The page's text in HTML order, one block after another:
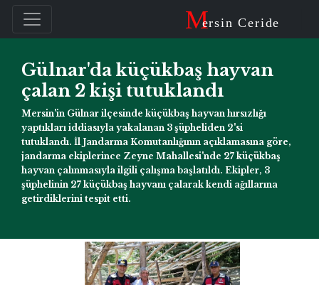
Mersin Ceride
Gülnar'da küçükbaş hayvan
çalan 2 kişi tutuklandı
Mersin'in Gülnar ilçesinde küçükbaş hayvan hırsızlığı
yaptıkları iddiasıyla yakalanan 3 şüpheliden 2'si
tutuklandı. İl Jandarma Komutanlığının açıklamasına göre,
jandarma ekiplerince Zeyne Mahallesi'nde 27 küçükbaş
hayvan çalınmasıyla ilgili çalışma başlatıldı. Ekipler, 3
şüphelinin 27 küçükbaş hayvanı çalarak kendi ağıllarına
getirdiklerini tespit etti.